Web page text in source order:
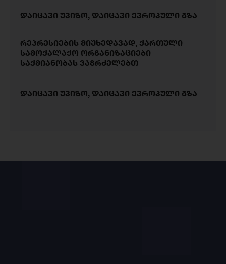
დაიცავი უვიზო, დაიცავი ევროპული გზა
რეპრესიების მიუხედავად, ქართული
სამოქალაქო ორგანიზაციები
საქმიანობას ვაგრძელებთ
დაიცავი უვიზო, დაიცავი ევროპული გზა